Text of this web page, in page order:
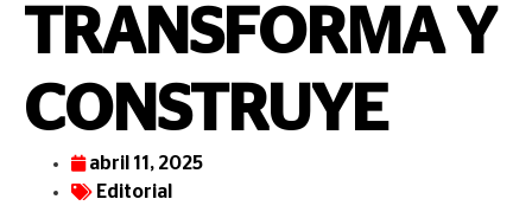
TRANSFORMA Y
CONSTRUYE
abril 11, 2025
Editorial